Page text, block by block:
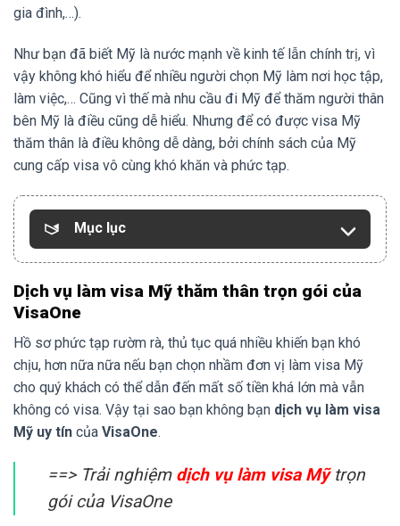
gia đình,…).
Như bạn đã biết Mỹ là nước mạnh về kinh tế lẫn chính trị, vì
vậy không khó hiểu để nhiều người chọn Mỹ làm nơi học tập,
làm việc,… Cũng vì thế mà nhu cầu đi Mỹ để thăm người thân
bên Mỹ là điều cũng dễ hiểu. Nhưng để có được visa Mỹ
thăm thân là điều không dễ dàng, bởi chính sách của Mỹ
cung cấp visa vô cùng khó khăn và phức tạp.
Mục lục
Dịch vụ làm visa Mỹ thăm thân trọn gói của
VisaOne
Hồ sơ phức tạp rườm rà, thủ tục quá nhiều khiến bạn khó
chịu, hơn nữa nữa nếu bạn chọn nhầm đơn vị làm visa Mỹ
cho quý khách có thể dẫn đến mất số tiền khá lớn mà vẫn
không có visa. Vậy tại sao bạn không bạn dịch vụ làm visa
Mỹ uy tín của VisaOne.
==> Trải nghiệm dịch vụ làm visa Mỹtrọn
gói của VisaOne